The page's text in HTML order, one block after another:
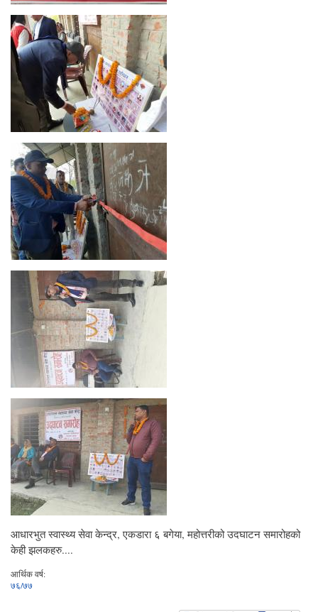
आधारभुत स्वास्थ्य सेवा केन्द्र, एकडारा ६ बगेया, महोत्तरीको उदघाटन समारोहको
केही झलकहरु....
आर्थिक वर्ष:
७६/७७